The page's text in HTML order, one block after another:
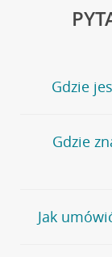
Gdzie
Jeśli szukasz
stronęPlacówki
wygodna
oddziałów
Gdzie
Bank Credit
telefonu do
Jak